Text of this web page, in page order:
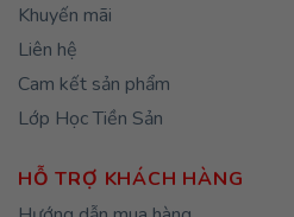
Khuyến mãi
Liên hệ
Cam kết sản phẩm
Lớp Học Tiền Sản
HỖ TRỢ KHÁCH HÀNG